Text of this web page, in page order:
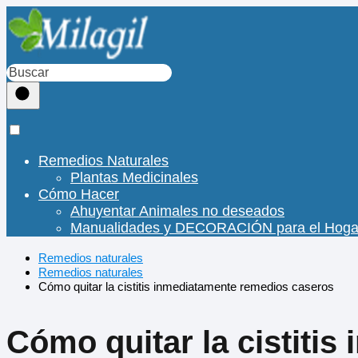
Remedios Naturales
Plantas Medicinales
Cómo Hacer
Ahuyentar Animales no deseados
Manualidades y DECORACIÓN para el
Remedios naturales
Remedios naturales
Cómo quitar la cistitis inmediatamente remedios caseros
Cómo quitar la cistitis